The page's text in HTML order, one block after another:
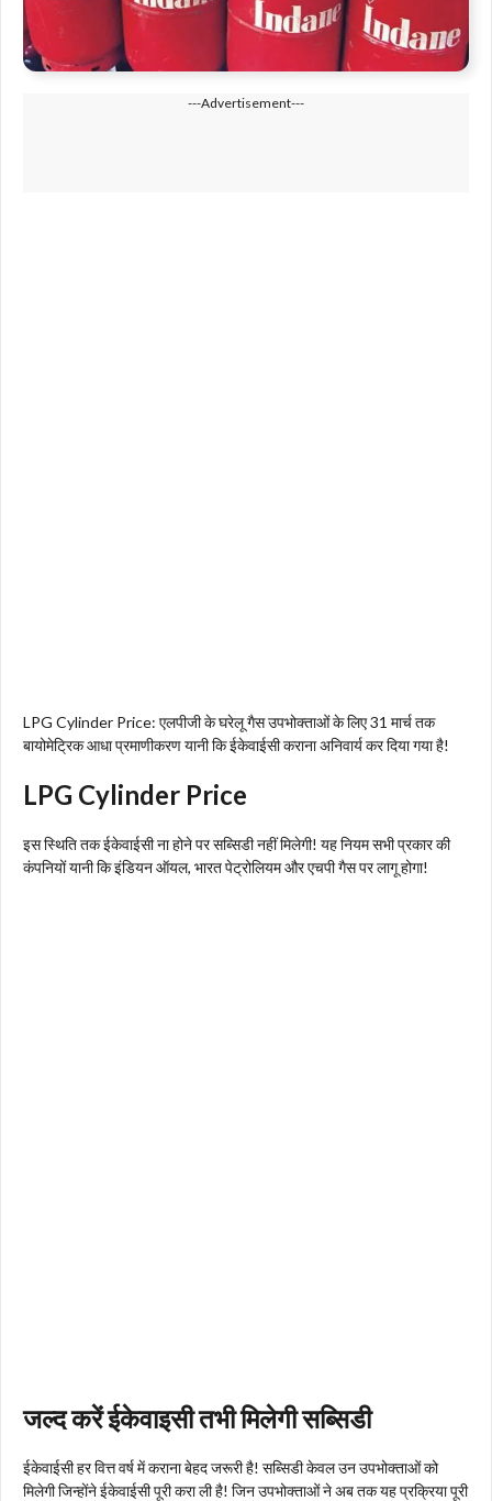
---Advertisement---
LPG Cylinder Price: एलपीजी के घरेलू गैस उपभोक्ताओं के लिए 31 मार्च तक
बायोमेट्रिक आधा प्रमाणीकरण यानी कि ईकेवाईसी कराना अनिवार्य कर दिया गया है!
LPG Cylinder Price
इस स्थिति तक ईकेवाईसी ना होने पर सब्सिडी नहीं मिलेगी! यह नियम सभी प्रकार की
कंपनियों यानी कि इंडियन ऑयल, भारत पेट्रोलियम और एचपी गैस पर लागू होगा!
जल्द करें ईकेवाइसी तभी मिलेगी सब्सिडी
ईकेवाईसी हर वित्त वर्ष में कराना बेहद जरूरी है! सब्सिडी केवल उन उपभोक्ताओं को
मिलेगी जिन्होंने ईकेवाईसी पूरी करा ली है! जिन उपभोक्ताओं ने अब तक यह प्रक्रिया पूरी